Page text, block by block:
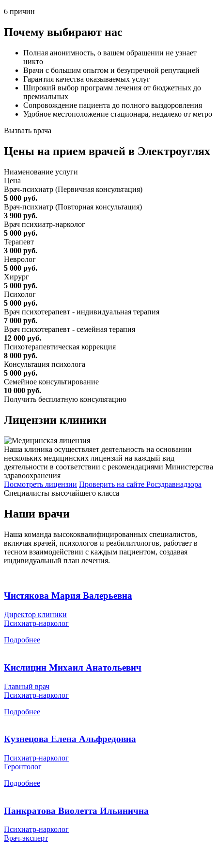
6 причин
Почему выбирают нас
Полная анонимность, о вашем обращении не узнает
никто
Врачи с большим опытом и безупречной репутацией
Гарантия качества оказываемых услуг
Широкий выбор программ лечения от бюджетных до
премиальных
Сопровождение пациента до полного выздоровления
Удобное местоположение стационара, недалеко от метро
Вызвать врача
Цены на прием врачей в Электроуглях
Ниaменование услуги
Цена
Врач-психиатр (Первичная консультация)
5 000 руб.
Врач-психиатр (Повторная консультация)
3 900 руб.
Врач психиатр-нарколог
5 000 руб.
Терапевт
3 000 руб.
Невролог
5 000 руб.
Хирург
5 000 руб.
Психолог
5 000 руб.
Врач психотерапевт - индивидуальная терапия
7 000 руб.
Врач психотерапевт - семейная терапия
12 000 руб.
Психотерапевтическая коррекция
8 000 руб.
Консультация психолога
5 000 руб.
Семейное консультирование
10 000 руб.
Получить бесплатную консультацию
Лицензии клиники
Наша клиника осуществляет деятельность на основании
нескольких медицинских лицензий на каждый вид
деятельности в соответствии с рекомендациями Министерства
здравоохранения
Посмотреть лицензии Проверить на сайте Росздравнадзора
Специалисты высочайшего класса
Наши врачи
Наша команда высококвалифицированных специалистов,
включая врачей, психологов и реабилитологов, работает в
тесном взаимодействии с каждым пациентом, создавая
индивидуальный план лечения.
Чистякова Мария Валерьевна
Директор клиники
Психиатр-нарколог
Подробнее
Кислицин Михаил Анатольевич
Главный врач
Психиатр-нарколог
Подробнее
Кузнецова Елена Альфредовна
Психиатр-нарколог
Геронтолог
Подробнее
Панкратова Виолетта Ильинична
Психиатр-нарколог
Врач-эксперт